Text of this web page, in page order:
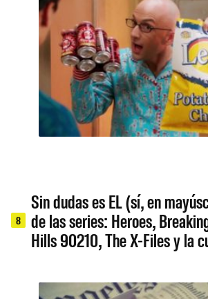
8
Sin dudas es EL (sí, en
de las series: Heroes,
Hills 90210, The X-Files y la